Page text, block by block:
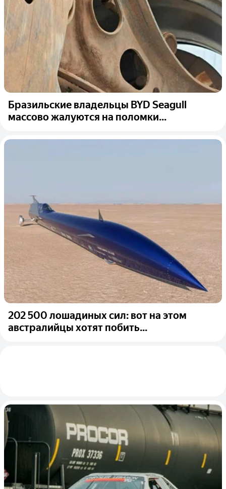
Бразильские владельцы BYD Seagull
массово жалуются на поломки...
202 500 лошадиных сил: вот на этом
австралийцы хотят побить...